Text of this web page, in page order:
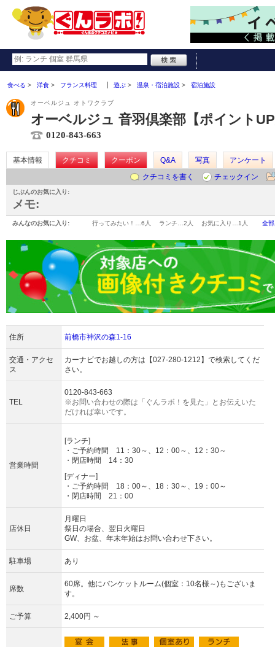
食べる 洋食 フランス料理 遊ぶ 温泉・宿泊施設 宿泊施設
オーベルジュ オトワクラブ
オーベルジュ 音羽倶楽部【ポイント
0120-843-663
基本情報 クチコミ クーポン Q&A 写真
アンケート
クチコミを書く
チェックイン
じぶんのお気に入り:
メモ:
みんなのお気に入り: 行ってみたい！… 6人 ランチ… 2人 お気に入り… 1人 全
住所 前橋市神沢の森1-16
交通・アクセ
ス
カーナビでお越しの方は【027-280-1212】で検索してくだ
さい。
TEL
0120-843-663
※お問い合わせの際は「ぐんラボ！を見た」とお伝えいた
だければ幸いです。
営業時間
[ランチ]
・ご予約時間 11：30～、12：00～、12：30～
・閉店時間 14：30
[ディナー]
・ご予約時間 18：00～、18：30～、19：00～
・閉店時間 21：00
店休日
月曜日
祭日の場合、翌日火曜日
GW、お盆、年末年始はお問い合わせ下さい。
駐車場 あり
席数
60席。他にバンケットルーム(個室：10名様～)もございま
す。
ご予算 2,400円 ～